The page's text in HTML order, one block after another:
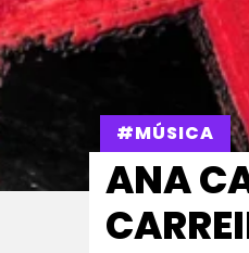
#MÚSICA
ANA